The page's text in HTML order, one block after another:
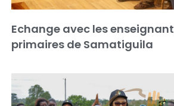
Echange avec les
primaires de Samatiguila